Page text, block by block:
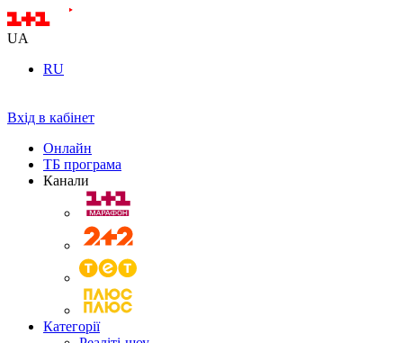
UA
RU
Вхід в кабінет
Онлайн
ТБ програма
Канали
Категорії